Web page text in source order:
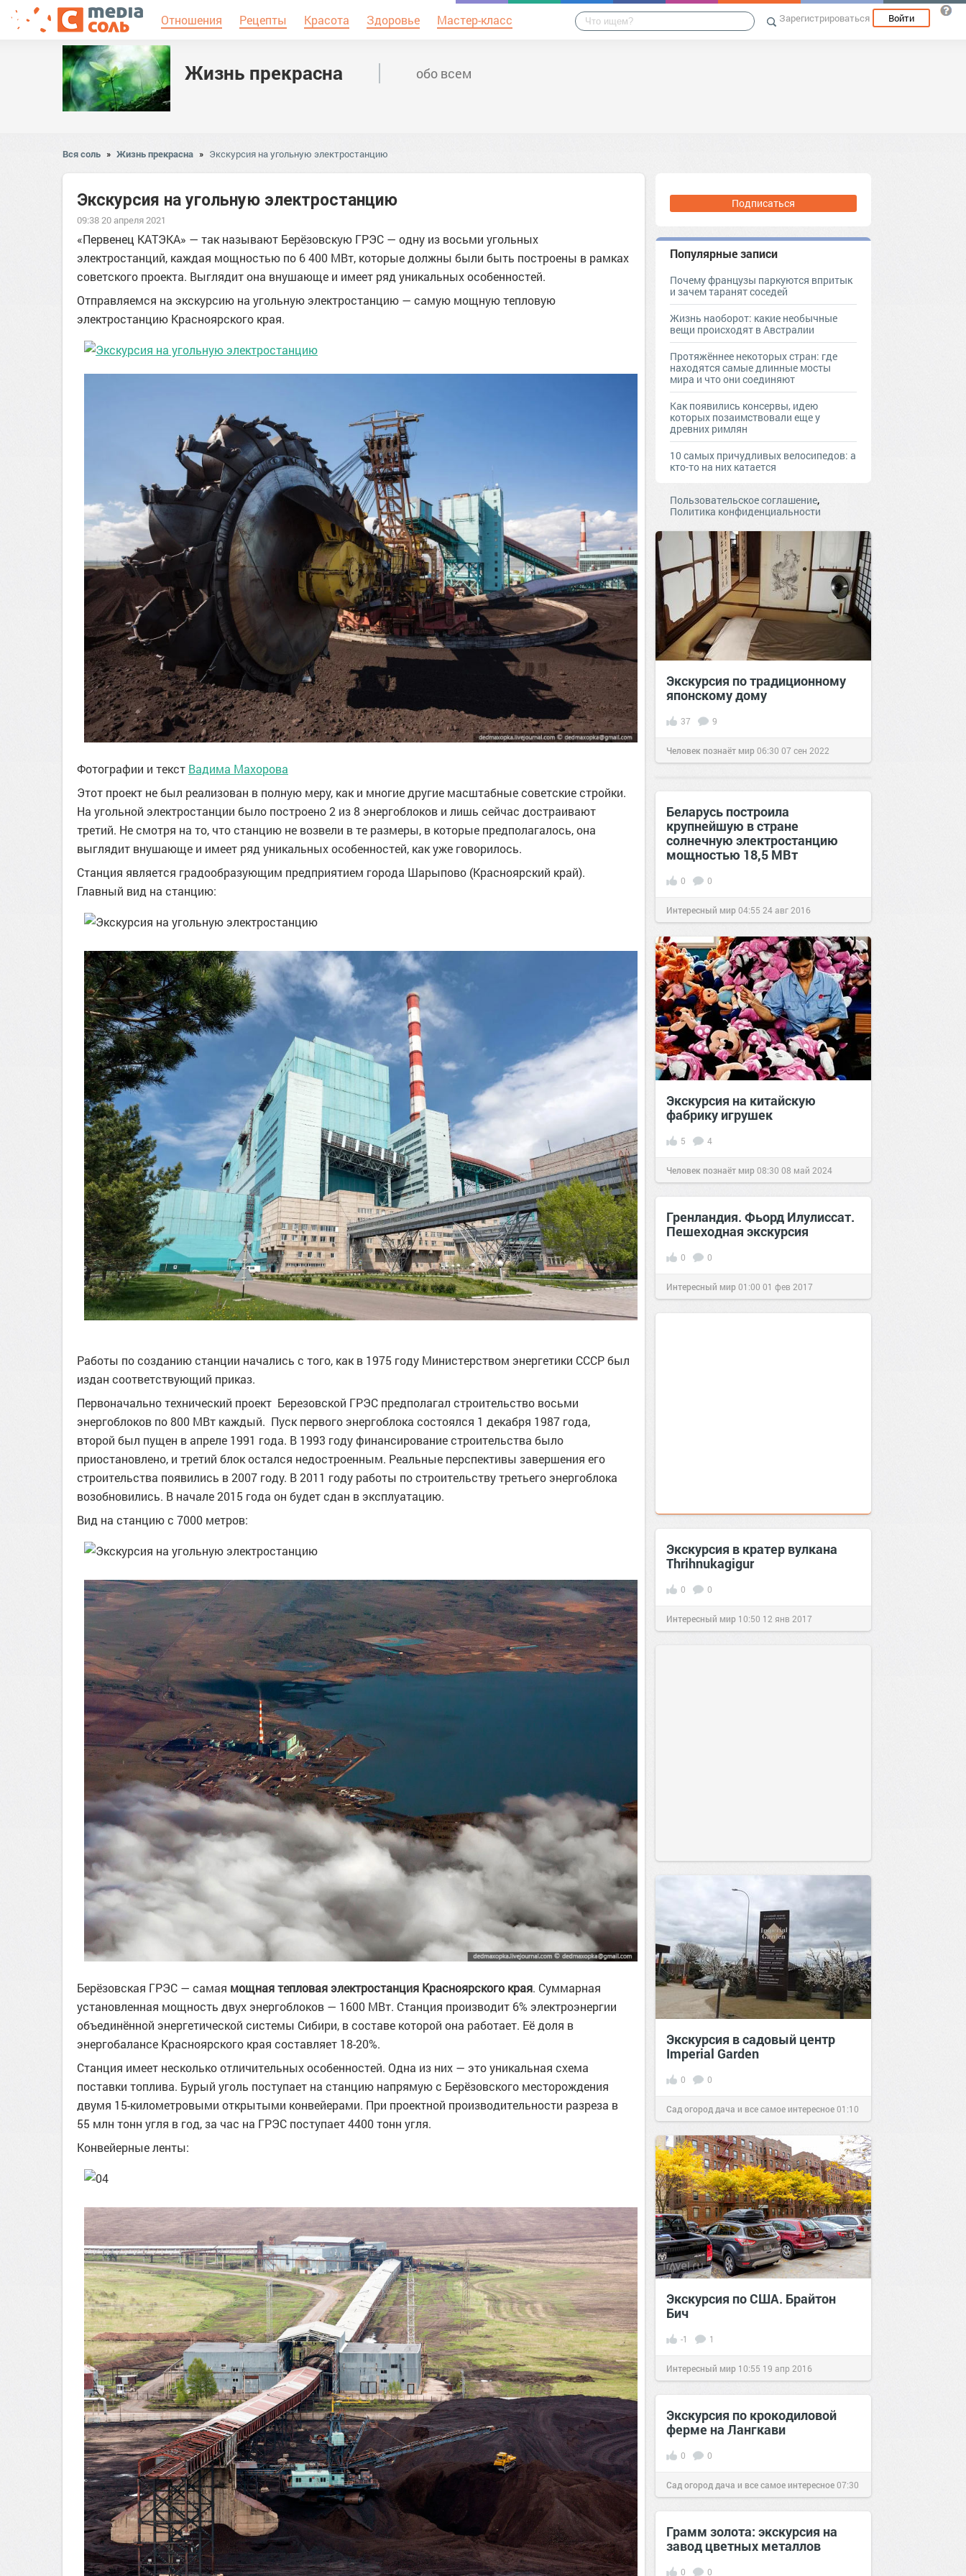
Отношения Рецепты Красота Здоровье Мастер-класс Зарегистрироваться Войти
Жизнь прекрасна обо всем
Вся соль » Жизнь прекрасна » Экскурсия на угольную электростанцию
Экскурсия на угольную электростанцию
09:38 20 апреля 2021
«Первенец КАТЭКА» — так называют Берёзовскую ГРЭС — одну из восьми угольных
электростанций, каждая мощностью по 6 400 МВт, которые должны были быть построены в рамках
советского проекта. Выглядит она внушающе и имеет ряд уникальных особенностей.
Отправляемся на экскурсию на угольную электростанцию — самую мощную тепловую
электростанцию Красноярского края.
Фотографии и текст Вадима Махорова
Этот проект не был реализован в полную меру, как и многие другие масштабные советские стройки.
На угольной электростанции было построено 2 из 8 энергоблоков и лишь сейчас достраивают
третий. Не смотря на то, что станцию не возвели в те размеры, в которые предполагалось, она
выглядит внушающе и имеет ряд уникальных особенностей, как уже говорилось.
Станция является градообразующим предприятием города Шарыпово (Красноярский край).
Главный вид на станцию:
Работы по созданию станции начались с того, как в 1975 году Министерством энергетики СССР был
издан соответствующий приказ.
Первоначально технический проект Березовской ГРЭС предполагал строительство восьми
энергоблоков по 800 МВт каждый. Пуск первого энергоблока состоялся 1 декабря 1987 года,
второй был пущен в апреле 1991 года. В 1993 году финансирование строительства было
приостановлено, и третий блок остался недостроенным. Реальные перспективы завершения его
строительства появились в 2007 году. В 2011 году работы по строительству третьего энергоблока
возобновились. В начале 2015 года он будет сдан в эксплуатацию.
Вид на станцию с 7000 метров:
Берёзовская ГРЭС — самая мощная тепловая электростанция Красноярского края. Суммарная
установленная мощность двух энергоблоков — 1600 МВт. Станция производит 6% электроэнергии
объединённой энергетической системы Сибири, в составе которой она работает. Её доля в
энергобалансе Красноярского края составляет 18-20%.
Станция имеет несколько отличительных особенностей. Одна из них — это уникальная схема
поставки топлива. Бурый уголь поступает на станцию напрямую с Берёзовского месторождения
двумя 15-километровыми открытыми конвейерами. При проектной производительности разреза в
55 млн тонн угля в год, за час на ГРЭС поступает 4400 тонн угля.
Конвейерные ленты:
Подписаться
Популярные записи
Почему французы паркуются впритык
и зачем таранят соседей
Жизнь наоборот: какие необычные
вещи происходят в Австралии
Протяжённее некоторых стран: где
находятся самые длинные мосты
мира и что они соединяют
Как появились консервы, идею
которых позаимствовали еще у
древних римлян
10 самых причудливых велосипедов: а
кто-то на них катается
Пользовательское соглашение,
Политика конфиденциальности
Экскурсия по традиционному
японскому дому
37 9
Человек познаёт мир06:30 07 сен 2022
Беларусь построила
крупнейшую в стране
солнечную электростанцию
мощностью 18,5 МВт
0 0
Интересный мир04:55 24 авг 2016
Экскурсия на китайскую
фабрику игрушек
5 4
Человек познаёт мир08:30 08 май 2024
Гренландия. Фьорд Илулиссат.
Пешеходная экскурсия
0 0
Интересный мир01:00 01 фев 2017
Экскурсия в кратер вулкана
Thrihnukagigur
0 0
Интересный мир 10:50 12 янв 2017
Экскурсия в садовый центр
Imperial Garden
0 0
Сад огород дача и все самое интересное01:10
10 апр 2016
Экскурсия по США. Брайтон
Бич
-1 1
Интересный мир 10:55 19 апр 2016
Экскурсия по крокодиловой
ферме на Лангкави
0 0
Сад огород дача и все самое интересное07:30
22 мар 2017
Грамм золота: экскурсия на
завод цветных металлов
0 0